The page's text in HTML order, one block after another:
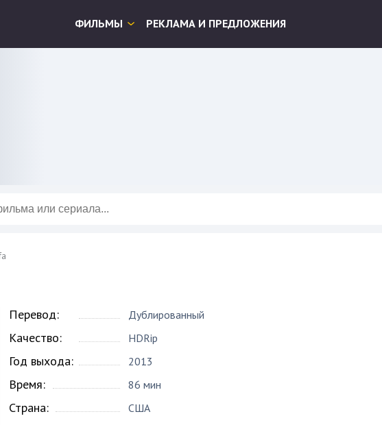
ФИЛЬМЫ РЕКЛАМА И ПРЕДЛОЖЕНИЯ
Перевод: Дублированный
Качество: HDRip
Год выхода: 2013
Время: 86 мин
Страна: США